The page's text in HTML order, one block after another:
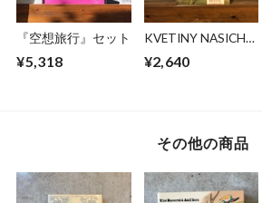
『空想旅行』セット
¥5,318
KVETINY NASICH
¥2,640
その他の商品